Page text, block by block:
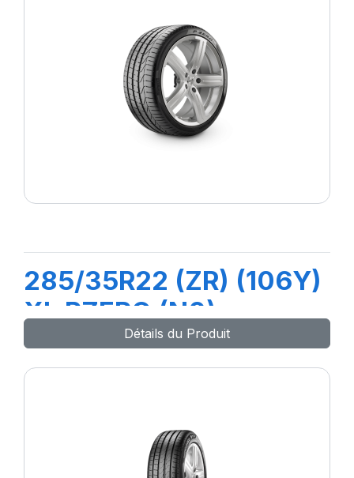
285/35R22 (ZR) (106Y)
XL PZERO (N0)
Détails du Produit